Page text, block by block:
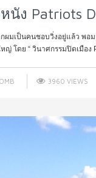
นัง Patriots
กผมเป็นคนชอบวิ่งอยู่แล้ว พอ
ญ่ โดย “ วินาศกรรมปิดเมือง
3960 VIEWS